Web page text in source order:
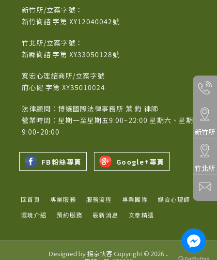
新竹所/立案字號：
新竹衛諮 字第 XY12040042號
竹北所/立案字號：
新縣衛諮 字第 XY33050128號
寬宏心理諮商所/立案字號
府心健 字第 XY35010024
法律顧問：博議國際法律事務所 葉 鈞 律師
營業時間：星期一至星期五9:00~22:00 星期六、星期日
9:00-20:00
FB粉絲專頁 Google+專頁
回首頁 專業服務 服務流程 專業團隊
媒合心理師
環境介紹
預約服務 最新消息 文章精選
新竹所
竹北所
Designed by揚京快客Copyright © 2026 ..